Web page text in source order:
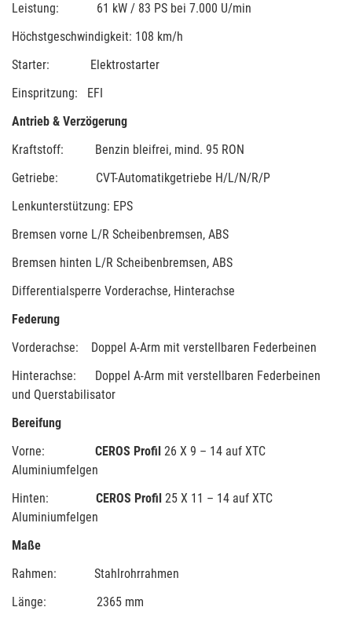
Leistung: 61 kW / 83 PS bei 7.000 U/min
Höchstgeschwindigkeit: 108 km/h
Starter: Elektrostarter
Einspritzung: EFI
Antrieb & Verzögerung
Kraftstoff: Benzin bleifrei, mind. 95 RON
Getriebe: CVT-Automatikgetriebe H/L/N/R/P
Lenkunterstützung: EPS
Bremsen vorne L/R Scheibenbremsen, ABS
Bremsen hinten L/R Scheibenbremsen, ABS
Differentialsperre Vorderachse, Hinterachse
Federung
Vorderachse: Doppel A-Arm mit verstellbaren Federbeinen
Hinterachse: Doppel A-Arm mit verstellbaren Federbeinen
und Querstabilisator
Bereifung
Vorne: CEROS Profil 26 X 9 – 14 auf XTC
Aluminiumfelgen
Hinten: CEROS Profil 25 X 11 – 14 auf XTC
Aluminiumfelgen
Maße
Rahmen: Stahlrohrrahmen
Länge: 2365 mm